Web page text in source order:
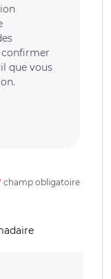
confirmer
que vous
champ obligatoire